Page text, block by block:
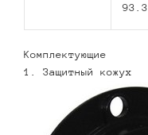
93.3
Комплектующие
1. Защитный кожух